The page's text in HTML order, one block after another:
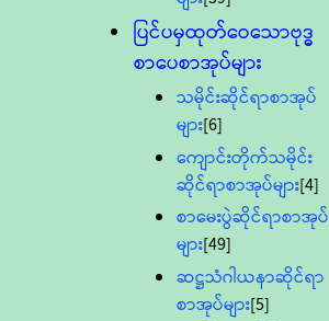
ပြင်ပမှထုတ်ဝေသောဗုဒ္ဓ
စာပေစာအုပ်များ
သမိုင်းဆိုင်ရာစာအုပ်
များ[6]
ကျောင်းတိုက်သမိုင်း
ဆိုင်ရာစာအုပ်များ[4]
စာမေးပွဲဆိုင်ရာစာအုပ်
များ[49]
ဆဋ္ဌသံဂါယနာဆိုင်ရာ
စာအုပ်များ[5]